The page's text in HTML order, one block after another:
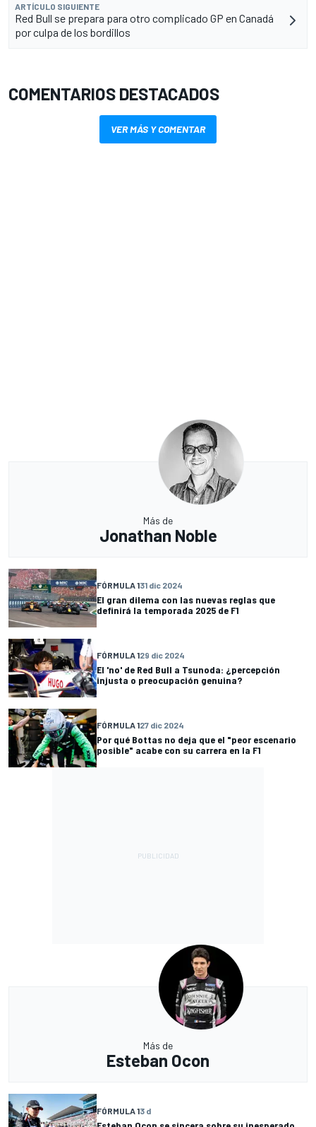
ARTÍCULO SIGUIENTE
Red Bull se prepara para otro complicado GP en Canadá
por culpa de los bordillos
COMENTARIOS DESTACADOS
VER MÁS Y COMENTAR
Más de
Jonathan Noble
FÓRMULA 131 dic 2024
El gran dilema con las nuevas reglas que
definirá la temporada 2025 de F1
FÓRMULA 129 dic 2024
El 'no' de Red Bull a Tsunoda: ¿percepción
injusta o preocupación genuina?
FÓRMULA 127 dic 2024
Por qué Bottas no deja que el "peor escenario
posible" acabe con su carrera en la F1
Más de
Esteban Ocon
FÓRMULA 13 d